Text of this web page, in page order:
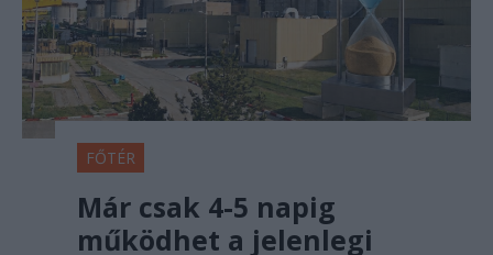
FŐTÉR
Már csak 4-5 napig
működhet a jelenlegi